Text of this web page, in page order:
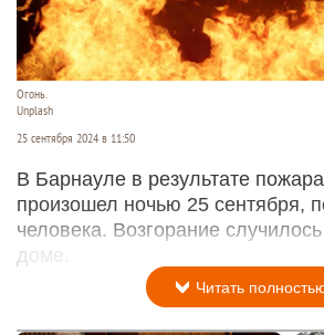
Огонь.
Unplash
25 сентября 2024 в 11:50
В Барнауле в результате
произошел ночью 25 сентября,
человека. Возгорание
доме.
Читать